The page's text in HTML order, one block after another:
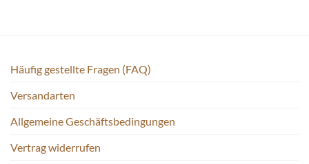
können
der
gewählt
werden
Häufig gestellte Fragen (FAQ)
Versandarten
Allgemeine Geschäftsbedingungen
Vertrag widerrufen